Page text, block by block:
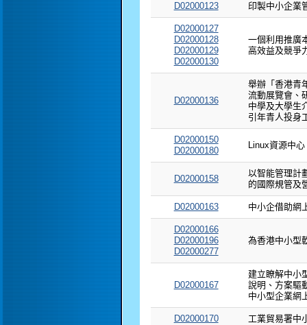
D02000123 印製中小企業
D02000127
D02000128
D02000129
D02000130
一個利用推廣
高效益及競爭
D02000136
舉辦「香港青
流動展覽會、
中學及大學生
引年青人投身
D02000150
D02000180
Linux資源中心
D02000158
以智能管理計
的國際規管及
D02000163 中小企借助網
D02000166
D02000196
D02000277
為香港中小型
D02000167
建立瞭解中小
說明、方案驅
中小型企業網
D02000170 工業貿易署中